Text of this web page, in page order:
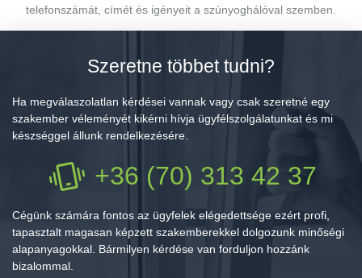
telefonszámát, címét és igényeit a szúnyoghálóval szemben.
Szeretne többet tudni?
Ha megválaszolatlan kérdései vannak vagy csak szeretné egy
szakember véleményét kikérni hívja ügyfélszolgálatunkat és mi
készséggel állunk rendelkezésére.
+36 (70) 313 42 37
Cégünk számára fontos az ügyfelek elégedettsége ezért profi,
tapasztalt magasan képzett szakemberekkel dolgozunk minőségi
alapanyagokkal. Bármilyen kérdése van forduljon hozzánk
bizalommal.